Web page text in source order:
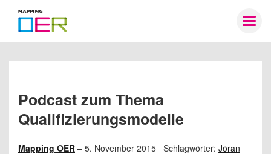
Mapping
OER
Podcast zum Thema
Qualifizierungsmodelle
Mapping OER – 5. November 2015 Schlagwörter: Jöran